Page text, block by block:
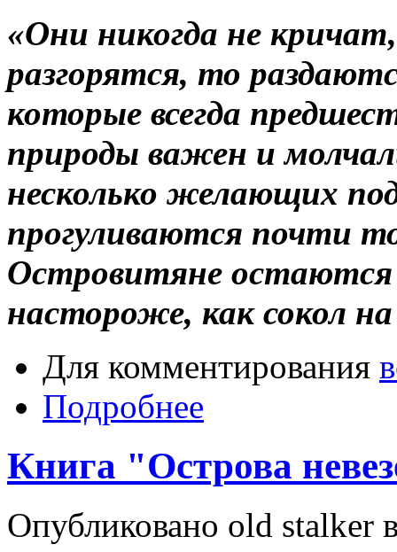
«Они никогда не
разгорятся, то
которые всегда
природы важен и
несколько желающих
прогуливаются почти
Островитяне остаются
настороже, как сокол на
Для комментирования
Подробнее
Книга "Острова
Опубликовано old stalker